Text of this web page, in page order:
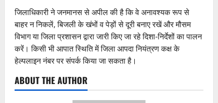
जिलाधिकारी ने जनमानस से अपील की है कि वे अनावश्यक रूप से
बाहर न निकलें, बिजली के खंभों व पेड़ों से दूरी बनाए रखें और मौसम
विभाग या जिला प्रशासन द्वारा जारी किए जा रहे दिशा-निर्देशों का पालन
करें। किसी भी आपात स्थिति में जिला आपदा नियंत्रण कक्ष के
हेल्पलाइन नंबर पर संपर्क किया जा सकता है।
ABOUT THE AUTHOR